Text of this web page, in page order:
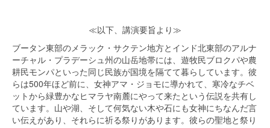
≪以下、講演要旨より≫
ブータン東部のメラック・サクテン地方とインド北東部のアルナ
ーチャル・プラデーシュ州の山岳地帯には、遊牧民ブロクパや農
耕民モンパといった同じ民族が国境を隔てて暮らしています。彼
らは500年ほど前に、女神アマ・ジョモに導かれて、寒冷なチベ
ットから緑豊かなヒマラヤ南麓にやって来たという伝説を共有し
ています。山や湖、そして何気ない木や石にも女神にちなんだ言
い伝えがあり、それらに祈る祭りがあります。彼らの聖地と祭り